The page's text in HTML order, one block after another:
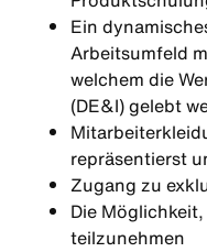
Ein
Arbeitsumfeld
welchem die
(DE&I) gelebt
repräsentierst
Zugang zu
Die
teilzunehmen